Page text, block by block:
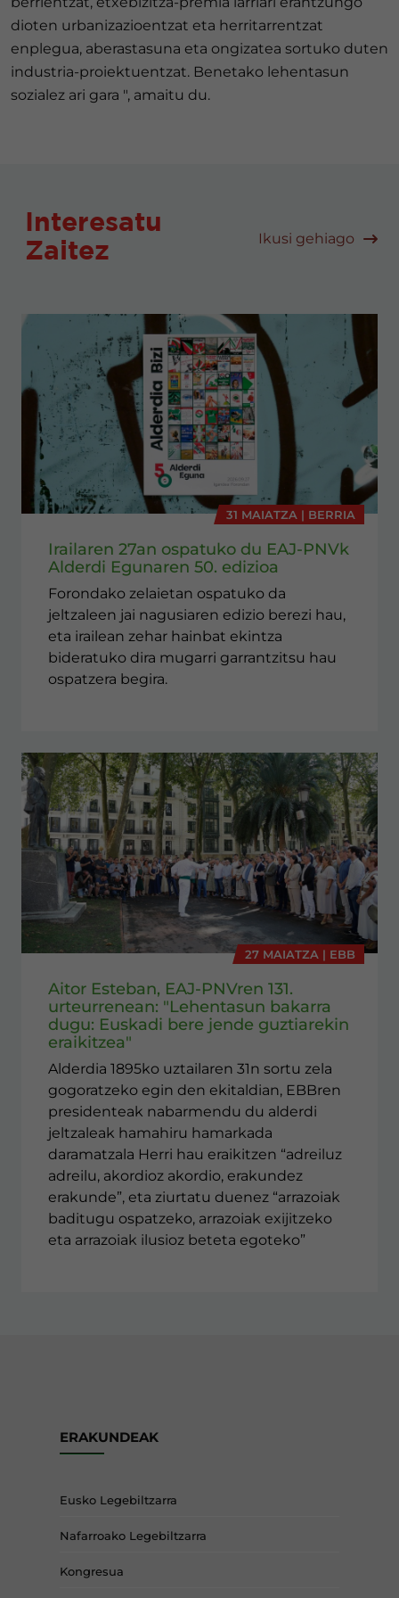
dioten urbanizazioentzat eta herritarrentzat
enplegua, aberastasuna eta ongizatea sortuko duten
industria-proiektuentzat. Benetako lehentasun
sozialez ari gara ", amaitu du.
Interesatu
Zaitez
Ikusi gehiago
31 MAIATZA | BERRIA
Irailaren 27an ospatuko du EAJ-PNVk
Alderdi Egunaren 50. edizioa
Forondako zelaietan ospatuko da
jeltzaleen jai nagusiaren edizio berezi hau,
eta irailean zehar hainbat ekintza
bideratuko dira mugarri garrantzitsu hau
ospatzera begira.
27 MAIATZA | EBB
Aitor Esteban, EAJ-PNVren 131.
urteurrenean: "Lehentasun bakarra
dugu: Euskadi bere jende guztiarekin
eraikitzea"
Alderdia 1895ko uztailaren 31n sortu zela
gogoratzeko egin den ekitaldian, EBBren
presidenteak nabarmendu du alderdi
jeltzaleak hamahiru hamarkada
daramatzala Herri hau eraikitzen “adreiluz
adreilu, akordioz akordio, erakundez
erakunde”, eta ziurtatu duenez “arrazoiak
baditugu ospatzeko, arrazoiak exijitzeko
eta arrazoiak ilusioz beteta egoteko”
ERAKUNDEAK
Eusko Legebiltzarra
Nafarroako Legebiltzarra
Kongresua